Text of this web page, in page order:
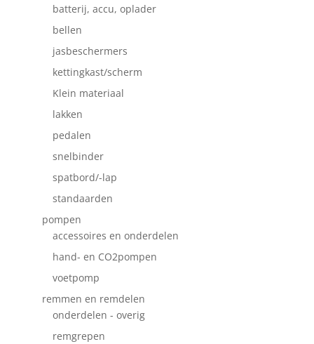
batterij, accu, oplader
bellen
jasbeschermers
kettingkast/scherm
Klein materiaal
lakken
pedalen
snelbinder
spatbord/-lap
standaarden
pompen
accessoires en onderdelen
hand- en CO2pompen
voetpomp
remmen en remdelen
onderdelen - overig
remgrepen